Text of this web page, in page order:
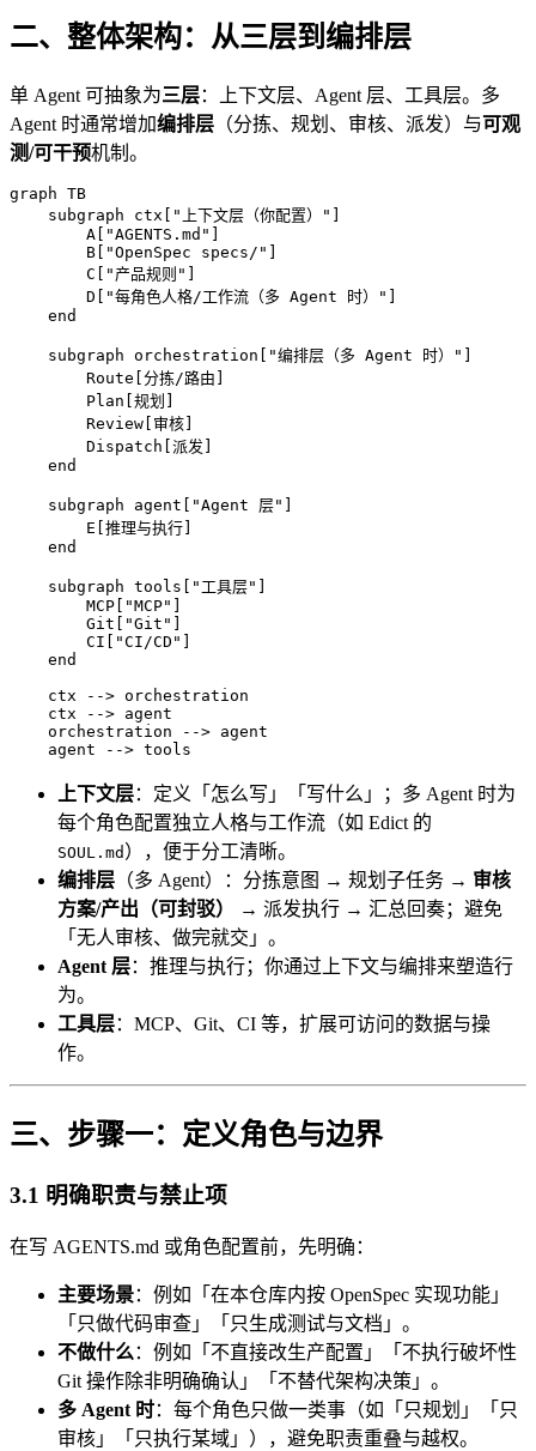
二、整体架构：从三层到编排层
单 Agent 可抽象为三层：上下文层、Agent 层、工具层。多
Agent 时通常增加编排层 （分拣、规划、审核、派发）与可观
测/可干预机制。
graph TB
    subgraph ctx["上下文层（你配置）"]
        A["AGENTS.md"]
        B["OpenSpec specs/"]
        C["产品规则"]
        D["每角色人格/工作流（多 Agent 时）"]
    end
    subgraph orchestration["编排层（多 Agent 时）"]
        Route[分拣/路由]
        Plan[规划]
        Review[审核]
        Dispatch[派发]
    end
    subgraph agent["Agent 层"]
        E[推理与执行]
    end
    subgraph tools["工具层"]
        MCP["MCP"]
        Git["Git"]
        CI["CI/CD"]
    end
    ctx --> orchestration
    ctx --> agent
    orchestration --> agent
上下文层：定义「怎么写」「写什么」；多 Agent 时为
每个角色配置独立人格与工作流（如 Edict 的
SOUL.md ），便于分工清晰。
编排层 （多 Agent）：分拣意图 → 规划子任务 → 审核
方案/产出（可封驳）
→ 派发执行 → 汇总回奏；避免
「无人审核、做完就交」。
Agent 层：推理与执行；你通过上下文与编排来塑造行
为。
工具层：MCP、Git、CI 等，扩展可访问的数据与操
作。
三、步骤一：定义角色与边界
3.1 明确职责与禁止项
在写 AGENTS.md 或角色配置前，先明确：
主要场景：例如「在本仓库内按 OpenSpec 实现功能」
「只做代码审查」「只生成测试与文档」。
不做什么 ：例如「不直接改生产配置」「不执行破坏性
Git 操作除非明确确认」「不替代架构决策」。
多 Agent 时：每个角色只做一类事（如「只规划」「只
审核」「只执行某域」），避免职责重叠与越权。